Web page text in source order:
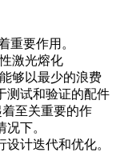
重要作用。
激光熔化
够以最少的浪费
测试和验证的配件
至关重要的作
下。
计迭代和优化。